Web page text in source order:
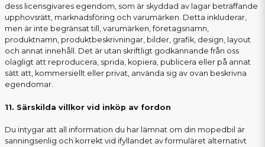
dess licensgivares egendom, som är skyddad av lagar beträffande
upphovsrätt, marknadsföring och varumärken. Detta inkluderar,
men är inte begränsat till, varumärken, företagsnamn,
produktnamn, produktbeskrivningar, bilder, grafik, design, layout
och annat innehåll. Det är utan skriftligt godkännande från oss
olagligt att reproducera, sprida, kopiera, publicera eller på annat
sätt att, kommersiellt eller privat, använda sig av ovan beskrivna
egendomar.
11. Särskilda villkor vid inköp av fordon
Du intygar att all information du har lämnat om din mopedbil är
sanningsenlig och korrekt vid ifyllandet av formuläret alternativt